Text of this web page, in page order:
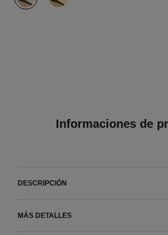
Informaciones de
DESCRIPCIÓN
MÁS DETALLES